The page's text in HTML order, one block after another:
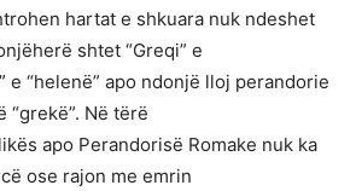
hartat e shkuara nuk ndeshet
shtet “Greqi” e
e “helenë” apo ndonjë lloj perandorie
“grekë”. Në tërë
apo Perandorisë Romake nuk ka
ose rajon me emrin